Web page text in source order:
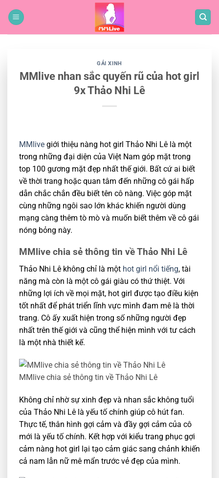
qua
GÁI XINH
MMlive nhan sắc quyến rũ của hot girl
9x Thảo Nhi Lê
MMlive giới thiệu nàng hot girl Thảo Nhi Lê là một
trong những đại diện của Việt Nam góp mặt trong
top 100 gương mặt đẹp nhất thế giới. Bất cứ ai biết
về thời trang hoặc quan tâm đến những cô gái hấp
dẫn chắc chắn đều biết tên cô nàng. Việc góp mặt
cùng những ngôi sao lớn khác khiến người dùng
mạng càng thêm tò mò và muốn biết thêm về cô gái
nóng bỏng này.
MMlive chia sẻ thông tin về Thảo Nhi Lê
Thảo Nhi Lê không chỉ là một hot girl nổi tiếng, tài
năng mà còn là một cô gái giàu có thứ thiệt. Với
những lợi ích về mọi mặt, hot girl được tạo điều kiện
tốt nhất để phát triển lĩnh vực mình đam mê là thời
trang. Cô ấy xuất hiện trong số những người đẹp
nhất trên thế giới và cũng thể hiện mình với tư cách
là một nhà thiết kế.
MMlive chia sẻ thông tin về Thảo Nhi Lê
Không chỉ nhờ sự xinh đẹp và nhan sắc không tuổi
của Thảo Nhi Lê là yếu tố chính giúp cô hút fan.
Thực tế, thân hình gợi cảm và đầy gợi cảm của cô
mới là yếu tố chính. Kết hợp với kiểu trang phục gợi
cảm nàng hot girl lại tạo cảm giác sang chảnh khiến
cả nam lẫn nữ mê mẩn trước vẻ đẹp của mình.